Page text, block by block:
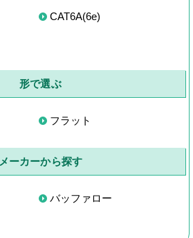
CAT6A(6e)
形で選ぶ
フラット
メーカーから探す
バッファロー